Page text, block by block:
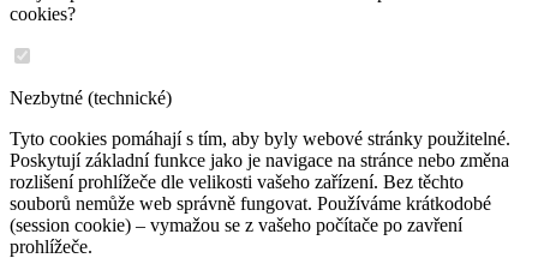
cookies?
Nezbytné (technické)
Tyto cookies pomáhají s tím, aby byly webové stránky použitelné.
Poskytují základní funkce jako je navigace na stránce nebo změna
rozlišení prohlížeče dle velikosti vašeho zařízení. Bez těchto
souborů nemůže web správně fungovat. Používáme krátkodobé
(session cookie) – vymažou se z vašeho počítače po zavření
prohlížeče.